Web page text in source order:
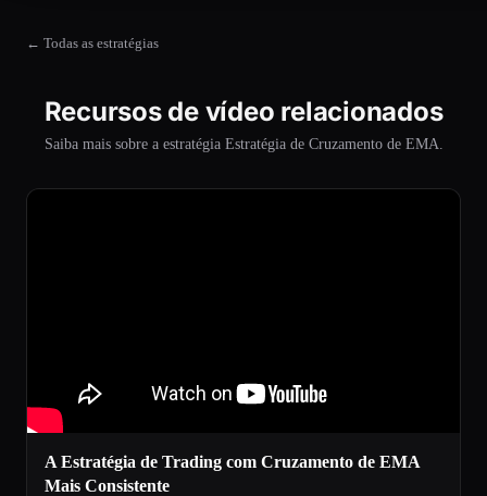
← Todas as estratégias
Recursos de vídeo relacionados
Saiba mais sobre a estratégia Estratégia de Cruzamento de EMA.
A Estratégia de Trading com Cruzamento de EMA
Mais Consistente